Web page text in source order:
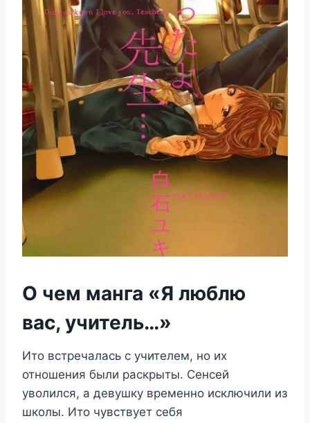
О чем манга «Я люблю
вас, учитель…»
Ито встречалась с учителем, но их
отношения были раскрыты. Сенсей
уволился, а девушку временно исключили из
школы. Ито чувствует себя